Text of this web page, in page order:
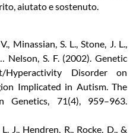
aiutato e sostenuto.
Minassian, S. L., Stone, J. L.,
Nelson, S. F. (2002). Genetic
Hyperactivity Disorder on
Implicated in Autism. The
Genetics, 71(4), 959–963.
J., Hendren, R., Rocke, D., &